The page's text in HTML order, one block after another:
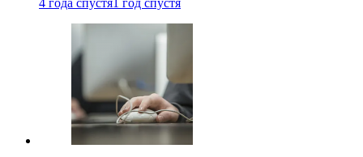
4 года спустя 1 год спустя